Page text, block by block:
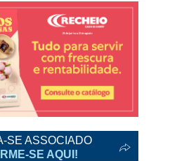
SE ASSOCIADO
SE AQUI!